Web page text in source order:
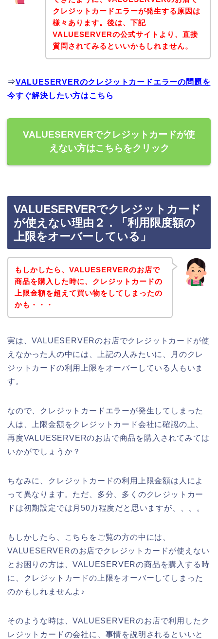
クレジットカードエラーが発生する原因は
様々あります。後は、下記
VALUESERVERの公式サイトより、直接
質問されてみるといいかもしれません。
⇒VALUESERVERのクレジットカードエラーの問題を
今すぐ解決したい方はこちら
VALUESERVERでクレジットカードが使
えない方はこちらをクリック
VALUESERVERでクレジットカード
が使えない理由２．「利用限度額の
上限をオーバーしている」
もしかしたら、VALUESERVERのお店で
商品を購入した時に、クレジットカードの
上限金額を超えて買い物をしてしまったの
かも・・・
実は、VALUESERVERのお店でクレジットカードが使
えなかった人の中には、上記の人みたいに、月のクレ
ジットカードの利用上限をオーバーしている人もいま
す。
なので、クレジットカードエラーが発生してしまった
人は、上限金額をクレジットカード会社に確認の上、
再度VALUESERVERのお店で商品を購入されてみては
いかがでしょうか？
ちなみに、クレジットカードの利用上限金額は人によ
って異なります。ただ、多分、多くのクレジットカー
ドは初期設定では月50万程度だと思いますが、、、。
もしかしたら、こちらをご覧の方の中には、
VALUESERVERのお店でクレジットカードが使えない
とお困りの方は、VALUESERVERの商品を購入する時
に、クレジットカードの上限をオーバーしてしまった
のかもしれませんよ♪
そのような時は、VALUESERVERのお店で利用したク
レジットカードの会社に、事情を説明されるといいと